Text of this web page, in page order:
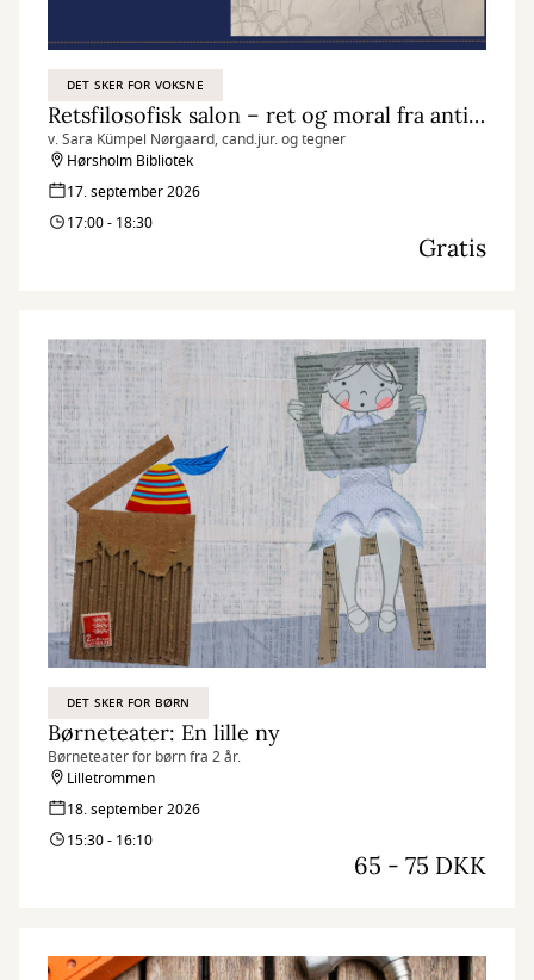
DET SKER FOR VOKSNE
Retsfilosofisk salon – ret og moral fra antikken til i dag
v. Sara Kümpel Nørgaard, cand.jur. og tegner
Hørsholm Bibliotek
17. september 2026
17:00 - 18:30
Gratis
DET SKER FOR BØRN
Børneteater: En lille ny
Børneteater for børn fra 2 år.
Lilletrommen
18. september 2026
15:30 - 16:10
65 - 75 DKK